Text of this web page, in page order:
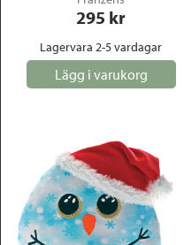
295 kr
Lagervara 2-5 vardagar
Lägg i varukorg